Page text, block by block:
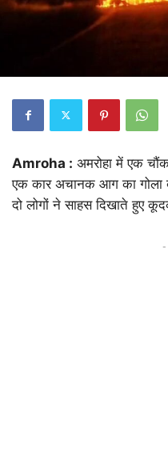
Amroha : अमरोहा में एक
एक कार अचानक आग का गोला
दो लोगों ने साहस दिखाते हुए
-